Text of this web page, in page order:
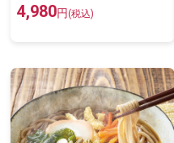
4,980円 (税込)